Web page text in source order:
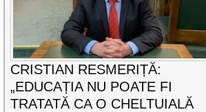
CRISTIAN RESMERIȚĂ:
„EDUCAȚIA NU POATE FI
TRATATĂ CA O CHELTUIALĂ